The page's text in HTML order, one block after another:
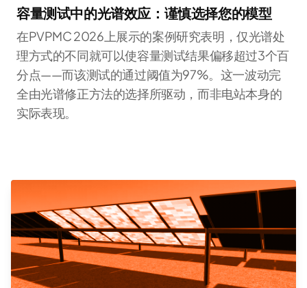
容量测试中的光谱效应：谨慎选择您的模型
在PVPMC 2026上展示的案例研究表明，仅光谱处
理方式的不同就可以使容量测试结果偏移超过3个百
分点——而该测试的通过阈值为97%。这一波动完
全由光谱修正方法的选择所驱动，而非电站本身的
实际表现。